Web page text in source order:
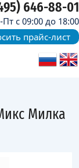
646-88-01
с 09:00 до 18:00
прайс-лист
Милка